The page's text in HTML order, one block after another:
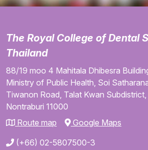
The Royal College of Dental
Thailand
88/19 moo 4 Mahitala Dhibesra
Ministry of Public Health, Soi
Tiwanon Road, Talat Kwan Subdistrict,
Nontraburi 11000
Route map
Google Maps
(+66) 02-5807500-3